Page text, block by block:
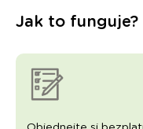
Jak to funguje?